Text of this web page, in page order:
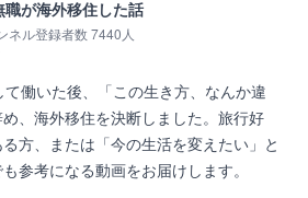
職が海外移住した話
ネル登録者数 7440人
働いた後、「この生き方、なんか違
、海外移住を決断しました。旅行好
方、または「今の生活を変えたい」と
参考になる動画をお届けします。